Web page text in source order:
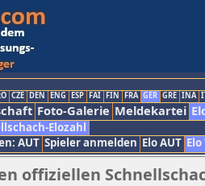
CZE DEN ENG ESP FAI FIN FRA GER GRE INA
Foto-Galerie Meldekartei
Elozahl
AUT Spieler anmelden Elo AUT
offiziellen